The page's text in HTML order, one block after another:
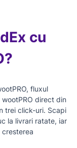
cu
fluxul
direct din
trei click-uri. Scapi
la livrari ratate, iar